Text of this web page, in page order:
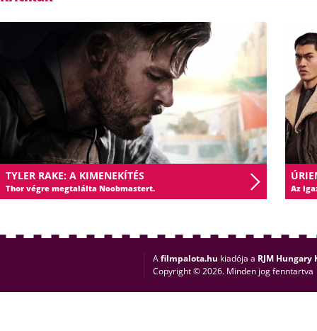
TYLER RAKE: A KIMENEKÍTÉS
Thor végre megtalálta Noobmastert. Az
Afilmpalota.hu kiadója a RJM Hungary
Copyright © 2026. Minden jog fenntartva